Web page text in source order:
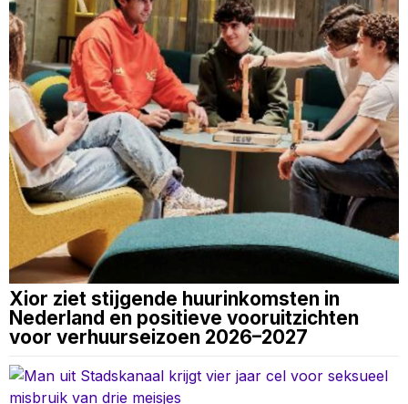
Xior ziet stijgende huurinkomsten in
Nederland en positieve vooruitzichten
voor verhuurseizoen 2026–2027